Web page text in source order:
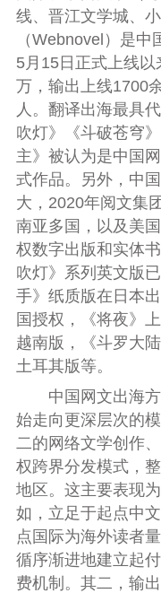
线、晋江文学城、
（Webnovel）是
5月15日正式上线
万，输出上线1700
人。翻译出海最具
吹灯》《斗破苍穹
主》被认为是中国
式作品。另外，中
大，2020年阅文集
南亚多国，以及美
权数字出版和实体
吹灯》系列英文版
手》纸质版在日本
国授权，《将夜》
越南版，《斗罗大
土耳其版等。
中国网文出海方
始走向更深层次的
二的网络文学创作
权跨界分发模式，
地区。这主要表现
如，立足于起点中
点国际为海外读者
循序渐进地建立起
费机制。其二，输